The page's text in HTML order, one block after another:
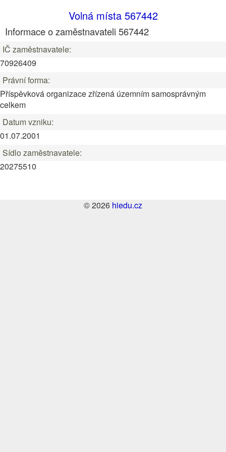
Volná místa 567442
Informace o zaměstnavateli 567442
IČ zaměstnavatele:
70926409
Právní forma:
Příspěvková organizace zřízená územním samosprávným
celkem
Datum vzniku:
01.07.2001
Sídlo zaměstnavatele:
20275510
© 2026 hiedu.cz